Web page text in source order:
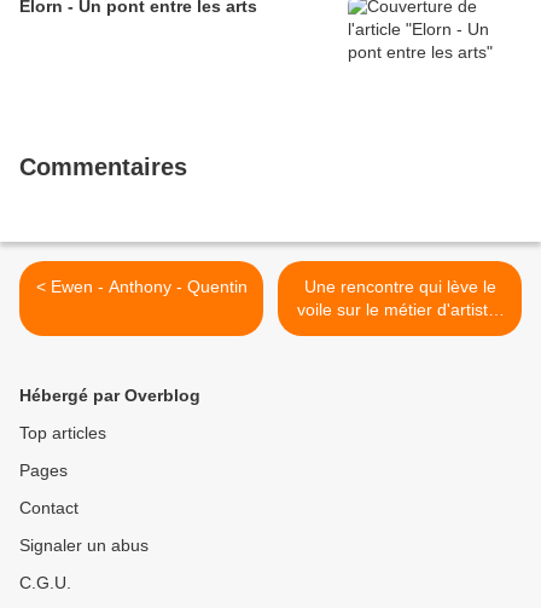
Elorn - Un pont entre les arts
Commentaires
< Ewen - Anthony - Quentin
Une rencontre qui lève le
voile sur le métier d'artiste.
>
Hébergé par Overblog
Top articles
Pages
Contact
Signaler un abus
C.G.U.